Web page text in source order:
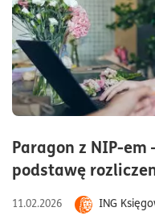
Paragon z NIP-
podstawę
11.02.2026
ING